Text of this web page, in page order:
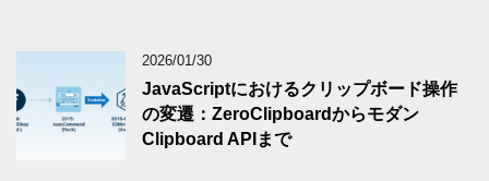
2026/01/30
JavaScriptにおけるクリップボード操作
の変遷：ZeroClipboardからモダン
Clipboard APIまで